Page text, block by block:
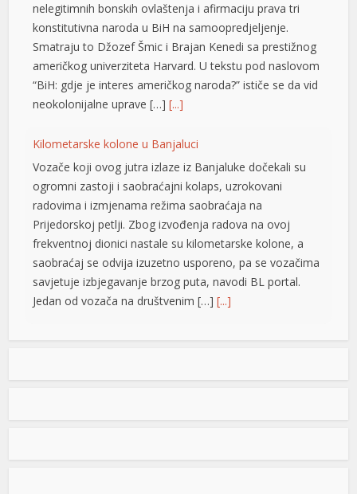
nelegitimnih bonskih ovlaštenja i afirmaciju prava tri
konstitutivna naroda u BiH na samoopredjeljenje.
Smatraju to Džozef Šmic i Brajan Kenedi sa prestižnog
američkog univerziteta Harvard. U tekstu pod naslovom
“BiH: gdje je interes američkog naroda?” ističe se da vid
neokolonijalne uprave […][...]
Kilometarske kolone u Banjaluci
Vozače koji ovog jutra izlaze iz Banjaluke dočekali su
ogromni zastoji i saobraćajni kolaps, uzrokovani
radovima i izmjenama režima saobraćaja na
Prijedorskoj petlji. Zbog izvođenja radova na ovoj
frekventnoj dionici nastale su kilometarske kolone, a
saobraćaj se odvija izuzetno usporeno, pa se vozačima
savjetuje izbjegavanje brzog puta, navodi BL portal.
Jedan od vozača na društvenim […][...]
Pripremite kišobrane: Nakon vrelog dana stižu pljuskovi i
Stanovnike Republike Srpske i Bosne i Hercegovine
u poslijepodnevnim i večernjim časovima u pojedinim
preovladavaće pretežno sunčano vrijeme, dok se sa